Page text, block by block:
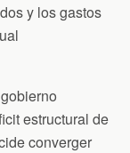
y los gastos
estructural de
converger